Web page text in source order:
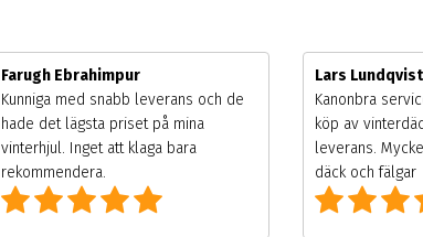
Farugh Ebrahimpur
Kunniga med snabb leverans och de
hade det lägsta priset på mina
vinterhjul. Inget att klaga bara
rekommendera.
Lars Lundqvist
Kanonbra
köp av
leverans.
däck och fälgar